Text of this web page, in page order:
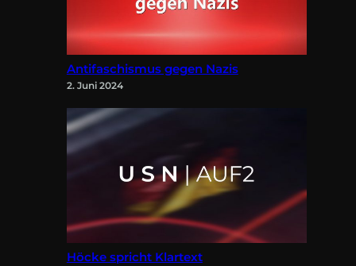
Antifaschismus gegen Nazis
2. Juni 2024
Höcke spricht Klartext